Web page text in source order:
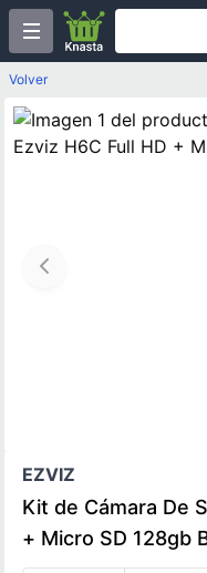
Volver
EZVIZ
Kit de Cámara De
+ Micro SD 128gb